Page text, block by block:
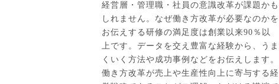
経営層・管理職・社員の意識改革が課題かも
しれません。なぜ働き方改革が必要なのかを
お伝えする研修の満足度は創業以来90％以
上です。データを交え豊富な経験から、うま
くいく方法や成功事例などをお伝えします。
働き方改革が売上や生産性向上に寄与する経